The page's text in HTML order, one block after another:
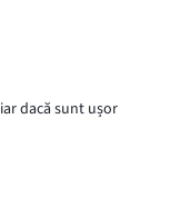
dacă sunt ușor